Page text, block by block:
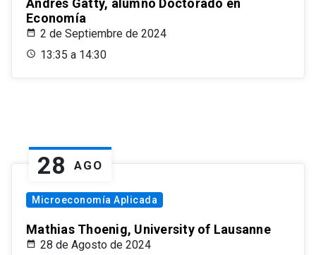
Andres Gatty, alumno Doctorado en
Economía
2 de Septiembre de 2024
13:35 a 14:30
28 AGO
Microeconomía Aplicada
Mathias Thoenig, University of Lausanne
28 de Agosto de 2024